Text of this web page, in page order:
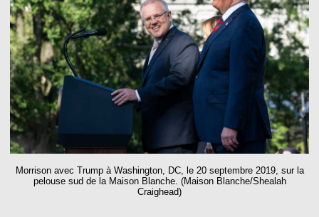
Morrison avec Trump à Washington, DC, le 20 septembre 2019, sur la
pelouse sud de la Maison Blanche. (Maison Blanche/Shealah
Craighead)